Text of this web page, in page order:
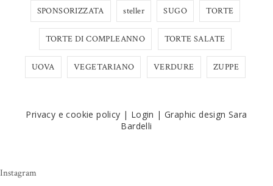
SPONSORIZZATA steller SUGO TORTE
TORTE DI COMPLEANNO TORTE SALATE
UOVA VEGETARIANO VERDURE ZUPPE
Privacy e cookie policy | Login | Graphic design Sara
Bardelli
Instagram